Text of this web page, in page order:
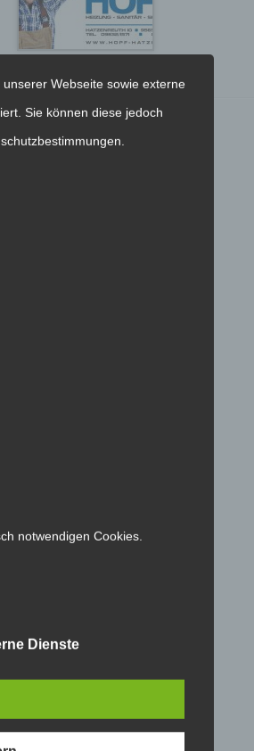
Webseite sowie externe
Sie können diese jedoch
notwendigen Cookies.
Dienste